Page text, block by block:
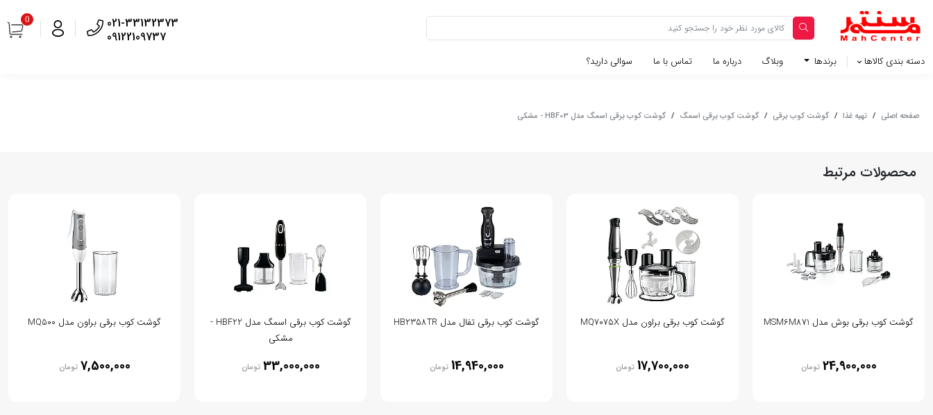
021-33132373
09122109737
0
دسته بندی کالاها برندها وبلاگ‌ درباره ما تماس با ما سوالی دارید؟
صفحه اصلی / تهیه غذا / گوشت کوب برقی / گوشت کوب برقی اسمگ / گوشت کوب برقی اسمگ مدل HBF03 - مشکی
محصولات مرتبط
گوشت کوب برقی بوش مدل MSM6M871
24,900,000 تومان
گوشت کوب برقی براون مدل MQ7075X
17,700,000 تومان
گوشت کوب برقی تفال مدل HB2358TR
14,940,000 تومان
گوشت کوب برقی اسمگ مدل HBF22 -
مشکی
33,000,000 تومان
گوشت کوب برقی براون مدل MQ500
7,500,000 تومان